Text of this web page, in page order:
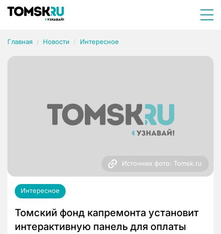
Главная Новости Интересное
Источник фото: Tomsk.ru
Интересное
Томский фонд капремонта установит
интерактивную панель для оплаты